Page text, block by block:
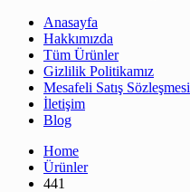
Anasayfa
Hakkımızda
Tüm Ürünler
Gizlilik Politikamız
Mesafeli Satış Sözleşmesi
İletişim
Blog
Home
Ürünler
441